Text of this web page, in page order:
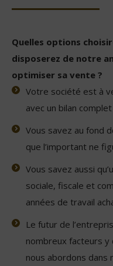
Quelles options
disposerez de notre
optimiser sa vente ?
Votre société est à
avec un bilan
Vous savez au fond
que l’important ne
Vous savez aussi
sociale, fiscale et
années de travail
Le futur de
nombreux facteurs y
nous abordons dans